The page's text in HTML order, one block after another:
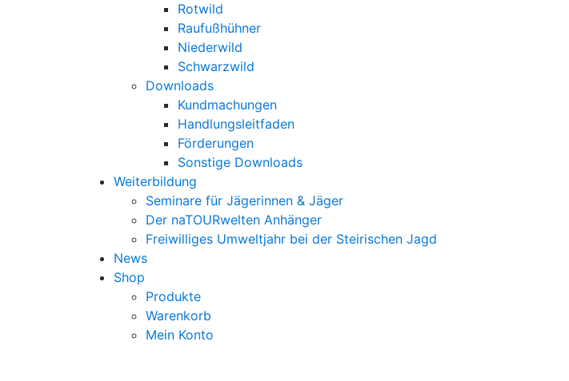
Rotwild
Raufußhühner
Niederwild
Schwarzwild
Downloads
Kundmachungen
Handlungsleitfaden
Förderungen
Sonstige Downloads
Weiterbildung
Seminare für Jägerinnen & Jäger
Der naTOURwelten Anhänger
Freiwilliges Umweltjahr bei der Steirischen Jagd
News
Shop
Produkte
Warenkorb
Mein Konto